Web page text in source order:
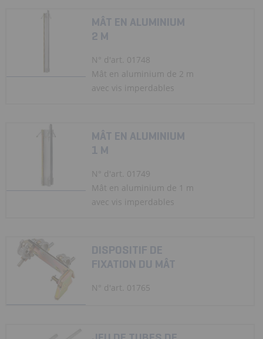
MÂT EN ALUMINIUM
2 M
N° d'art. 01748
Mât en aluminium de 2 m
avec vis imperdables
MÂT EN ALUMINIUM
1 M
N° d'art. 01749
Mât en aluminium de 1 m
avec vis imperdables
DISPOSITIF DE
FIXATION DU MÂT
N° d'art. 01765